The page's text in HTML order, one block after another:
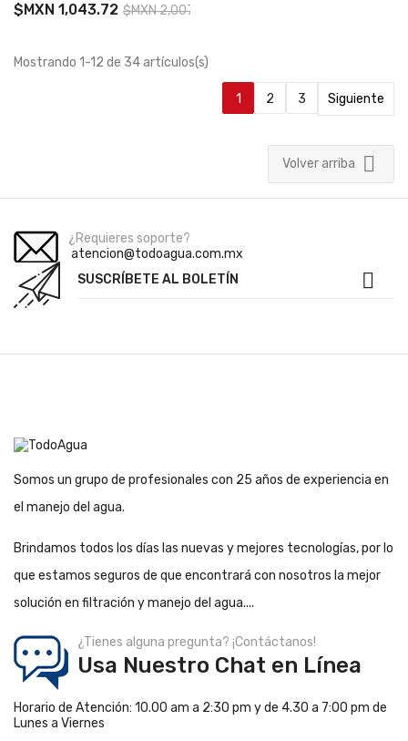
$MXN 1,043.72 $MXN 2,007.15
Mostrando 1-12 de 34 artículos(s)
1 2 3 Siguiente
Volver arriba 
¿Requieres soporte?
atencion@todoagua.com.mx
SUSCRÍBETE AL BOLETÍN

Somos un grupo de profesionales con 25 años de experiencia en
el manejo del agua.
Brindamos todos los días las nuevas y mejores tecnologías, por lo
que estamos seguros de que encontrará con nosotros la mejor
solución en filtración y manejo del agua....
¿Tienes alguna pregunta? ¡Contáctanos!
Usa Nuestro Chat en Línea
Horario de Atención: 10.00 am a 2:30 pm y de 4.30 a 7:00 pm de
Lunes a Viernes